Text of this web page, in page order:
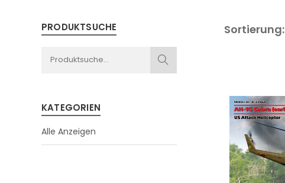
PRODUKTSUCHE
KATEGORIEN
Alle Anzeigen
Sortierung: